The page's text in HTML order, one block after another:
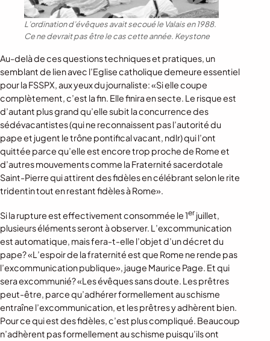
L’ordination d’évêques avait secoué le Valais en 1988.
Ce ne devrait pas être le cas cette année. Keystone
Au-delà de ces questions techniques et pratiques, un
semblant de lien avec l’Eglise catholique demeure essentiel
pour la FSSPX, aux yeux du journaliste: «Si elle coupe
complètement, c’est la fin. Elle finira en secte. Le risque est
d’autant plus grand qu’elle subit la concurrence des
sédévacantistes (qui ne reconnaissent pas l’autorité du
pape et jugent le trône pontifical vacant, ndlr) qui l’ont
quittée parce qu’elle est encore trop proche de Rome et
d’autres mouvements comme la Fraternité sacerdotale
Saint-Pierre qui attirent des fidèles en célébrant selon le rite
tridentin tout en restant fidèles à Rome».
Si la rupture est effectivement consommée le 1er juillet,
plusieurs éléments seront à observer. L’excommunication
est automatique, mais fera-t-elle l’objet d’un décret du
pape? «L’espoir de la fraternité est que Rome ne rende pas
l’excommunication publique», jauge Maurice Page. Et qui
sera excommunié? «Les évêques sans doute. Les prêtres
peut-être, parce qu’adhérer formellement au schisme
entraîne l’excommunication, et les prêtres y adhèrent bien.
Pour ce qui est des fidèles, c’est plus compliqué. Beaucoup
n’adhèrent pas formellement au schisme puisqu’ils ont